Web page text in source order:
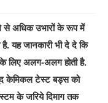
से अधिक उभारों के रूप में
यह जानकारी भी दे दे कि
लिए अलग-अलग होती है.
केमिकल टेस्ट बड्स को
के जरिये दिमाग तक